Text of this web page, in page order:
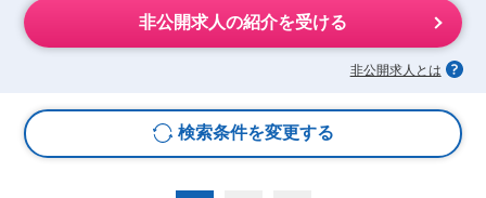
非公開求人の紹介を受ける
非公開求人とは
検索条件を変更する